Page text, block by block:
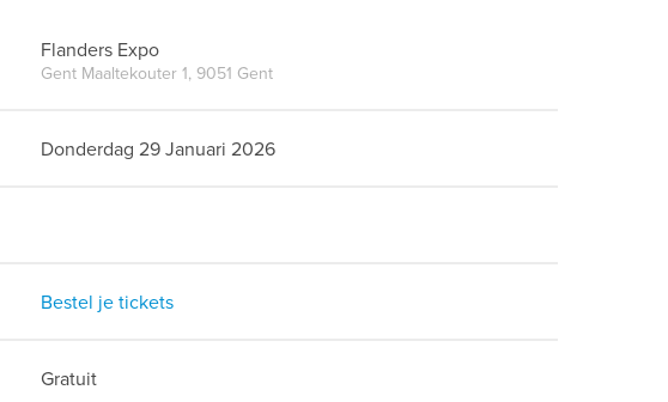
Flanders Expo
Gent Maaltekouter 1, 9051 Gent
Donderdag 29 Januari 2026
Bestel je tickets
Gratuit